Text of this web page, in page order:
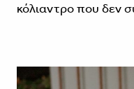
κόλιαντρο που δεν